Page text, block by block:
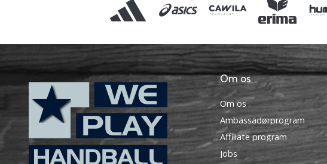
Om os
Om os
Ambassadørprogram
Affiliate program
Jobs